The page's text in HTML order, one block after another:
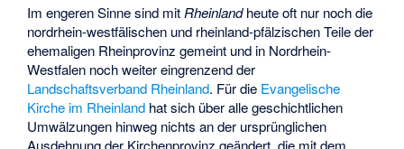
Im engeren Sinne sind mit Rheinlandheute oft nur noch die
nordrhein-westfälischen und rheinland-pfälzischen Teile der
ehemaligen Rheinprovinz gemeint und in Nordrhein-
Westfalen noch weiter eingrenzend der
Landschaftsverband Rheinland. Für die Evangelische
Kirche im Rheinland hat sich über alle geschichtlichen
Umwälzungen hinweg nichts an der ursprünglichen
Ausdehnung der Kirchenprovinz geändert, die mit dem